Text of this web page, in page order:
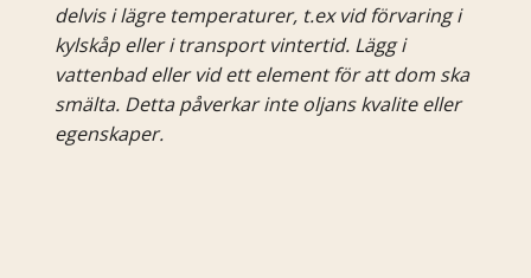
delvis i lägre temperaturer, t.ex vid förvaring i
kylskåp eller i transport vintertid. Lägg i
vattenbad eller vid ett element för att dom ska
smälta. Detta påverkar inte oljans kvalite eller
egenskaper.